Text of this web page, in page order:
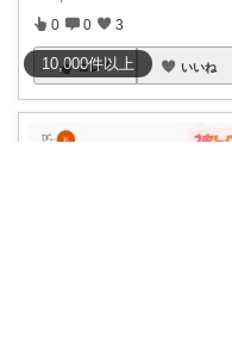
10,000件以上
0 0 3
コレ いいね